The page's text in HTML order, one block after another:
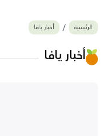
بيع وشراء
أخبار القدس
وفيات
الرئيسية أخبار يافا
أخبار يافا